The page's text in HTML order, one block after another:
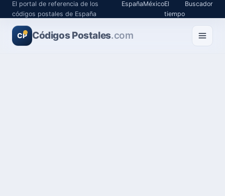
El portal de referencia de los
códigos postales de España
EspañaMéxicoEl
tiempo
Buscador
CP Códigos Postales.com